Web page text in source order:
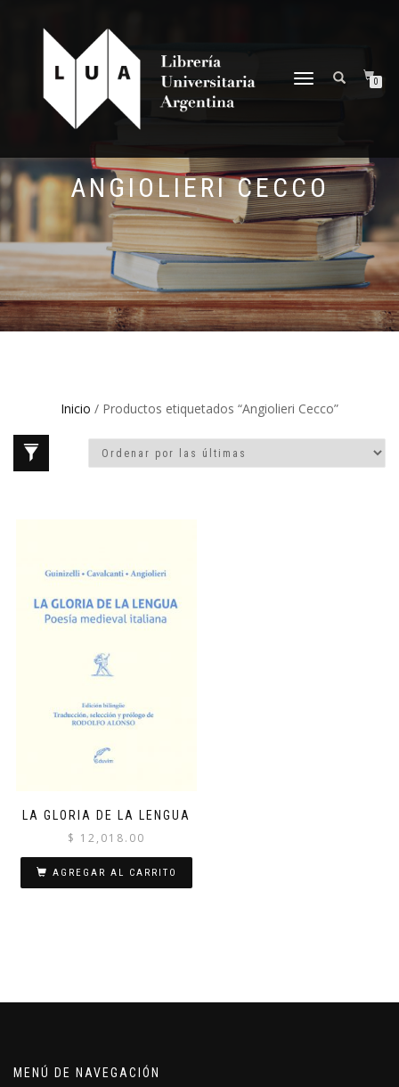
NAVEGACIÓN
0
ANGIOLIERI CECCO
Inicio / Productos etiquetados “Angiolieri Cecco”
LA GLORIA DE LA LENGUA
$ 12,018.00
AGREGAR AL CARRITO
MENÚ DE NAVEGACIÓN